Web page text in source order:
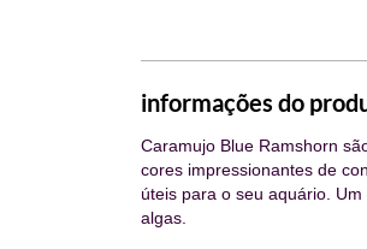
informações do
Caramujo Blue Ramshorn
cores impressionantes de
úteis para o seu aquário.
algas.